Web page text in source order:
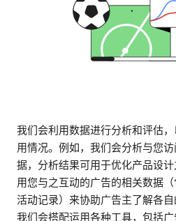
我们会利用数据进行分析和评估
用情况。例如，我们会分析与您
据，分析结果可用于优化产品设
用您与之互动的广告的相关数据
活动记录）来协助广告主了解各自
我们会搭配运用各种工具，包括